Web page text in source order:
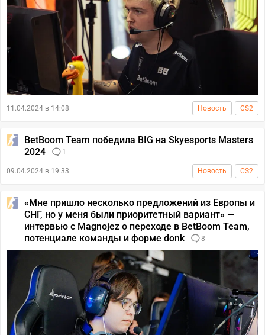
11.04.2024 в 14:08 Новость CS2
BetBoom Team победила BIG на Skyesports Masters
2024
1
09.04.2024 в 19:33 Новость CS2
«Мне пришло несколько предложений из Европы и
СНГ, но у меня были приоритетный вариант» —
интервью с Magnojez о переходе в BetBoom Team,
потенциале команды и форме donk
8